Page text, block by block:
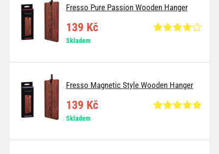
Fresso Pure Passion Wooden Hanger
139 Kč
Skladem
Fresso Magnetic Style Wooden Hanger
139 Kč
Skladem